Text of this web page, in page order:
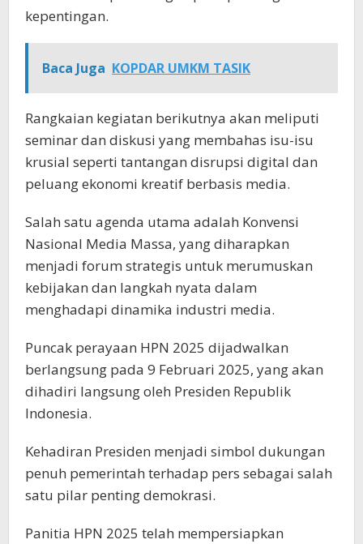
kepentingan.
Baca Juga KOPDAR UMKM TASIK
Rangkaian kegiatan berikutnya akan meliputi
seminar dan diskusi yang membahas isu-isu
krusial seperti tantangan disrupsi digital dan
peluang ekonomi kreatif berbasis media.
Salah satu agenda utama adalah Konvensi
Nasional Media Massa, yang diharapkan
menjadi forum strategis untuk merumuskan
kebijakan dan langkah nyata dalam
menghadapi dinamika industri media.
Puncak perayaan HPN 2025 dijadwalkan
berlangsung pada 9 Februari 2025, yang akan
dihadiri langsung oleh Presiden Republik
Indonesia.
Kehadiran Presiden menjadi simbol dukungan
penuh pemerintah terhadap pers sebagai salah
satu pilar penting demokrasi.
Panitia HPN 2025 telah mempersiapkan